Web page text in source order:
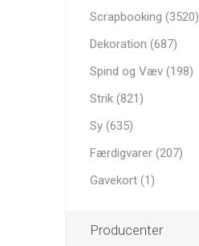
Scrapbooking (3520)
Dekoration (687)
Spind og Væv (198)
Strik (821)
Sy (635)
Færdigvarer (207)
Gavekort (1)
Producenter